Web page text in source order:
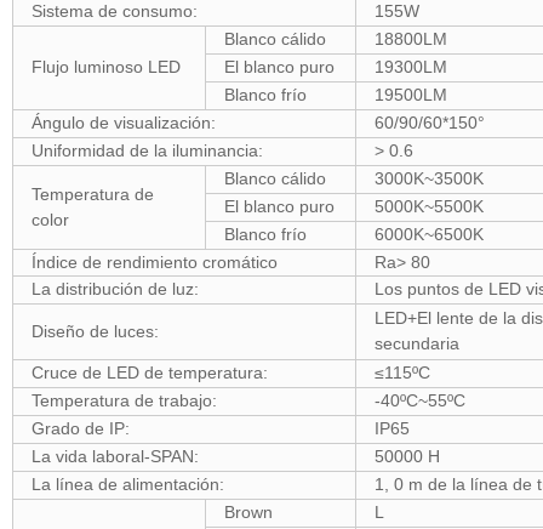
Sistema de consumo:
155W
Flujo luminoso LED
Blanco cálido
18800LM
El blanco puro
19300LM
Blanco frío
19500LM
Ángulo de visualización:
60/90/60*150°
Uniformidad de la iluminancia:
> 0.6
Temperatura de
color
Blanco cálido
3000K~3500K
El blanco puro
5000K~5500K
Blanco frío
6000K~6500K
Índice de rendimiento cromático
Ra> 80
La distribución de luz:
Los puntos de LED
Diseño de luces:
LED+El lente de la
secundaria
Cruce de LED de temperatura:
≤115ºC
Temperatura de trabajo:
-40ºC~55ºC
Grado de IP:
IP65
La vida laboral-SPAN:
50000 H
La línea de alimentación:
1, 0 m de la línea de
Brown
L